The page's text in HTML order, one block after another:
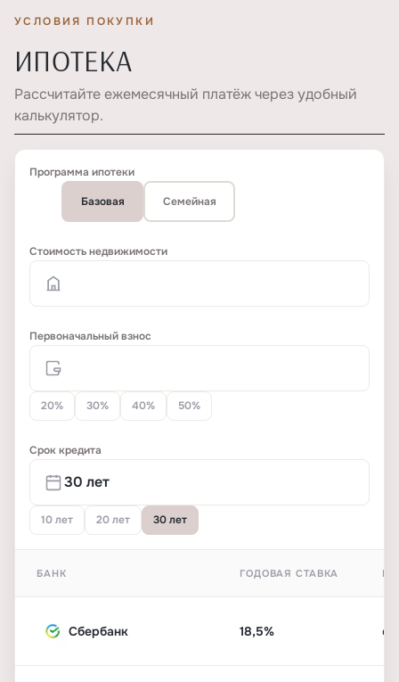
УСЛОВИЯ ПОКУПКИ
ИПОТЕКА
Рассчитайте ежемесячный платёж через удобный
калькулятор.
Программа ипотеки
Базовая Семейная
Стоимость недвижимости
Первоначальный взнос
20% 30% 40% 50%
Срок кредита
10 лет 20 лет 30 лет
БАНК ГОДОВАЯ СТАВКА
Сбербанк 18,5%